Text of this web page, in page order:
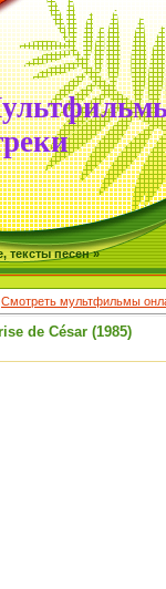
песен »
Смотреть мультфильмы
de César (1985)